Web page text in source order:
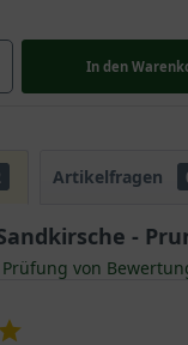
In den
Artikelfragen
-
von